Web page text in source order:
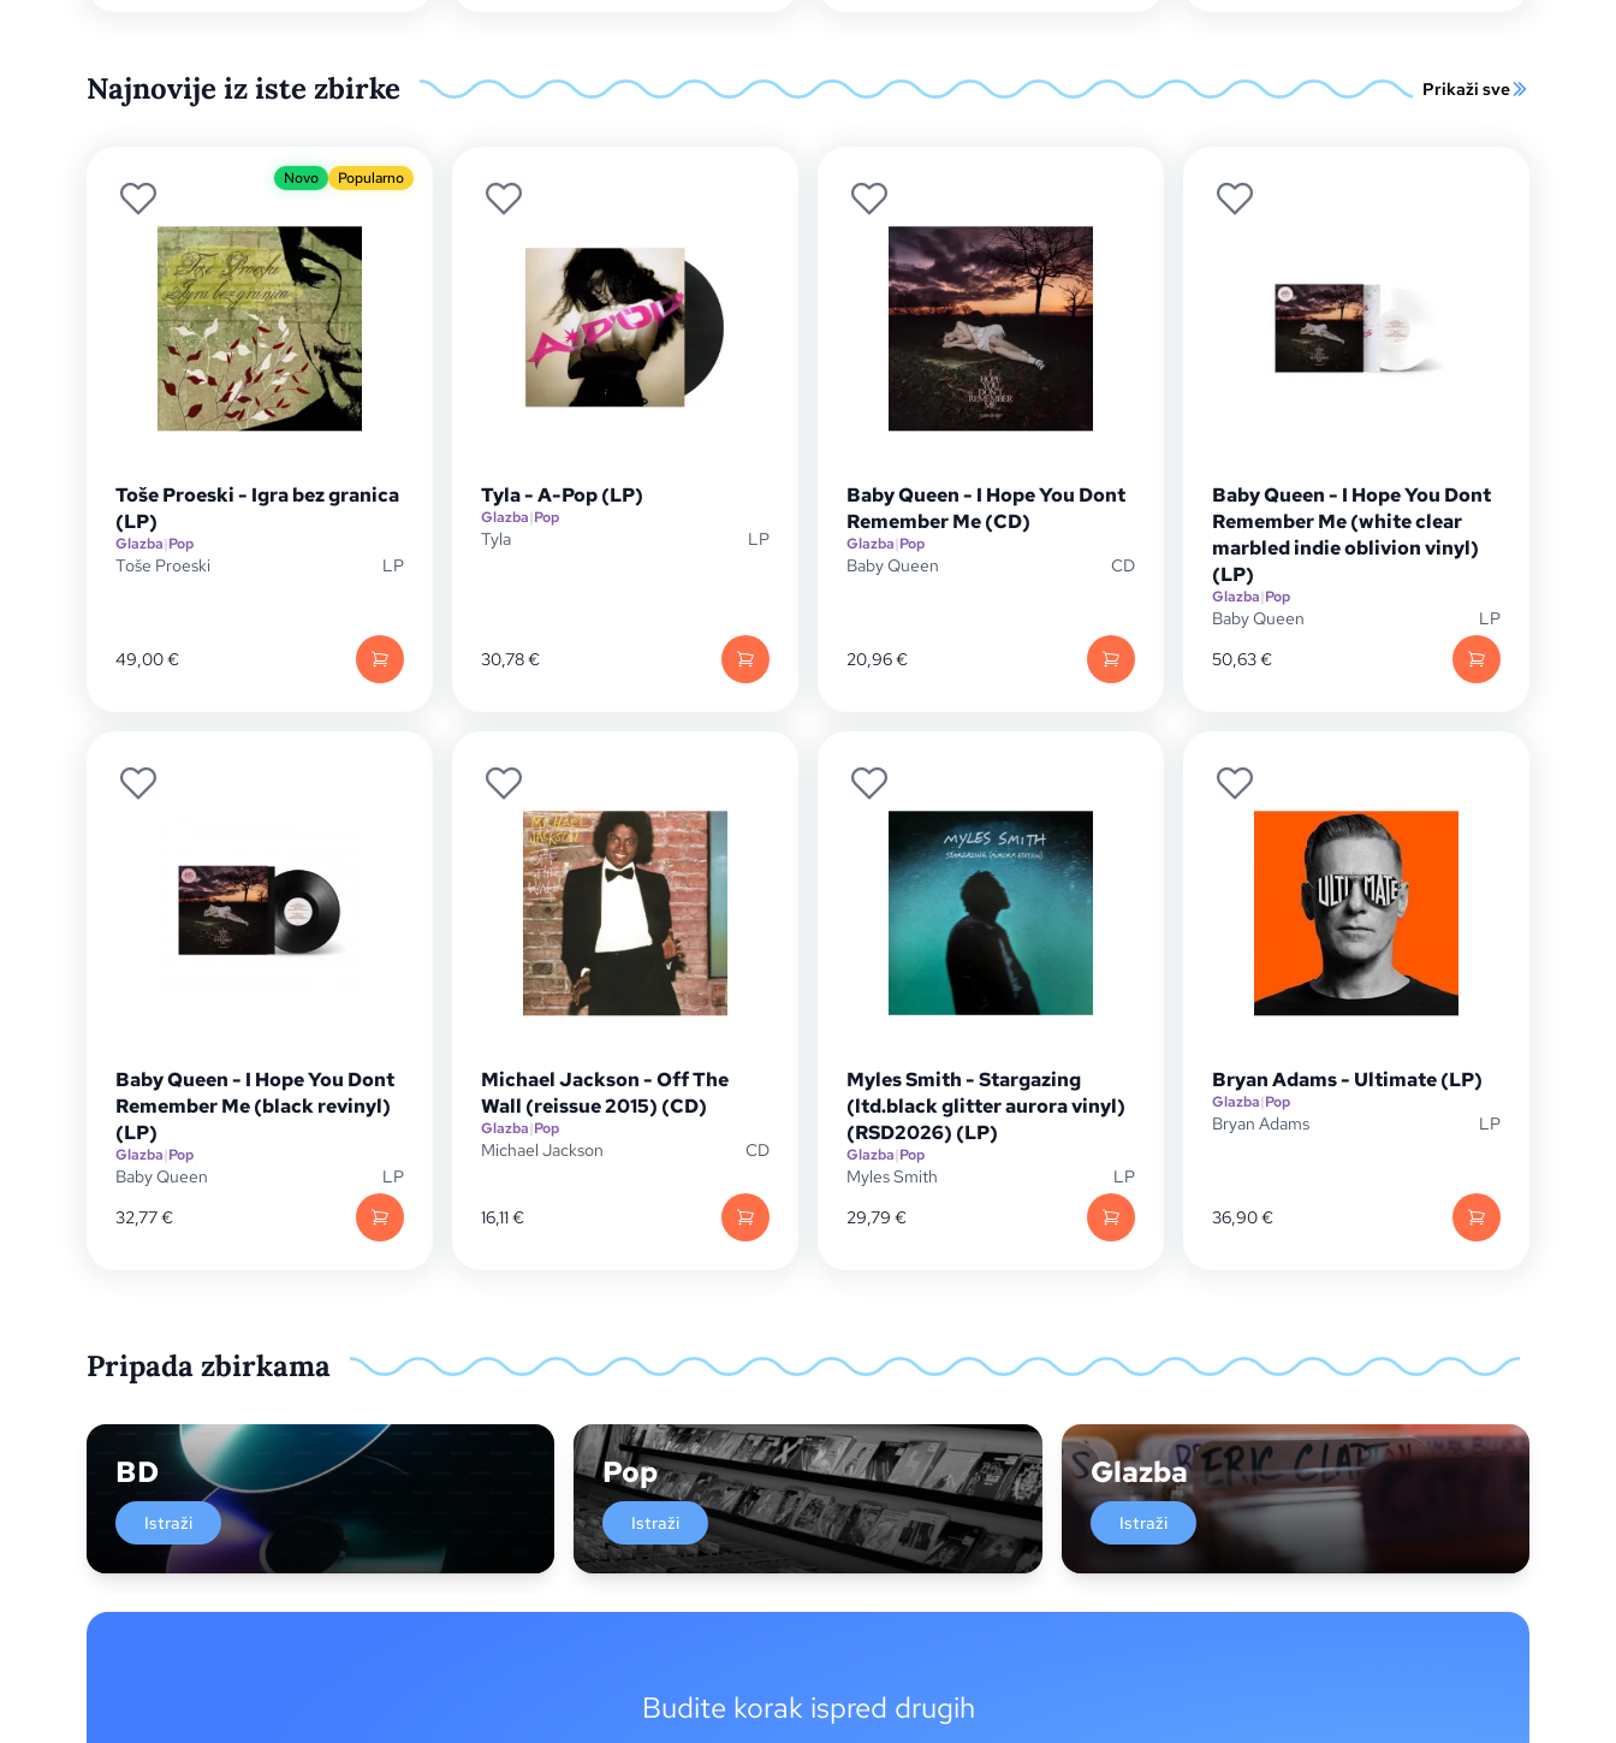
Najnovije iz iste zbirke Prikaži sve
Novo Popularno
Toše Proeski - Igra bez granica
(LP)
Glazba|Pop
Toše Proeski LP
49,00€
Tyla - A-Pop (LP)
Glazba|Pop
Tyla LP
30,78€
Baby Queen - I Hope You Dont
Remember Me (CD)
Glazba|Pop
Baby Queen CD
20,96€
Baby Queen - I Hope You Dont
Remember Me (white clear
marbled indie oblivion vinyl)
(LP)
Glazba|Pop
Baby Queen
LP
50,63€
Baby Queen - I Hope You Dont
Remember Me (black revinyl)
(LP)
Glazba|Pop
Baby Queen
LP
32,77€
Michael Jackson - Off The
Wall (reissue 2015) (CD)
Glazba|Pop
Michael Jackson CD
16,11€
Myles Smith - Stargazing
(ltd.black glitter aurora vinyl)
(RSD2026) (LP)
Glazba|Pop
Myles Smith
LP
29,79 €
Bryan Adams - Ultimate (LP)
Glazba|Pop
Bryan Adams LP
36,90€
Pripada zbirkama
BD
Istraži
Pop
Istraži
Glazba
Istraži
Budite korak ispred drugih